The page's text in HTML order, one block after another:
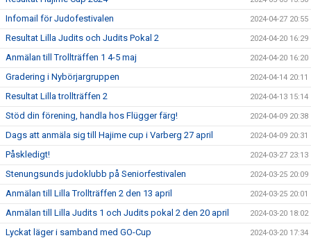
Infomail för Judofestivalen 2024-04-27 20:55
Resultat Lilla Judits och Judits Pokal 2 2024-04-20 16:29
Anmälan till Trollträffen 1 4-5 maj 2024-04-20 16:20
Gradering i Nybörjargruppen 2024-04-14 20:11
Resultat Lilla trollträffen 2 2024-04-13 15:14
Stöd din förening, handla hos Flügger färg! 2024-04-09 20:38
Dags att anmäla sig till Hajime cup i Varberg 27 april 2024-04-09 20:31
Påskledigt! 2024-03-27 23:13
Stenungsunds judoklubb på Seniorfestivalen 2024-03-25 20:09
Anmälan till Lilla Trollträffen 2 den 13 april 2024-03-25 20:01
Anmälan till Lilla Judits 1 och Judits pokal 2 den 20 april 2024-03-20 18:02
Lyckat läger i samband med GO-Cup 2024-03-20 17:34